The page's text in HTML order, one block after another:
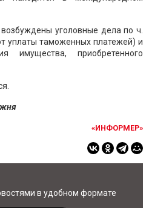
уголовные дела по ч.
уплаты таможенных платежей) и
приобретенного
«ИНФОРМЕР»
в удобном формате